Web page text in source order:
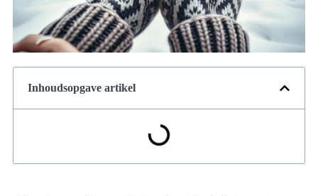
Inhoudsopgave artikel